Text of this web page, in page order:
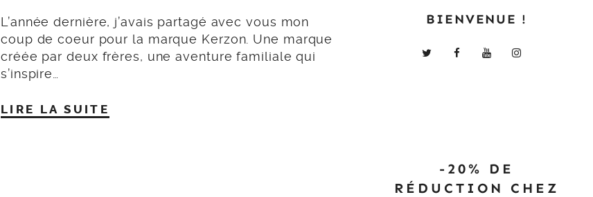
L’année dernière, j’avais partagé avec vous mon
coup de coeur pour la marque Kerzon. Une marque
créée par deux frères, une aventure familiale qui
s’inspire…
LIRE LA SUITE
BIENVENUE !
-20% DE
RÉDUCTION CHEZ